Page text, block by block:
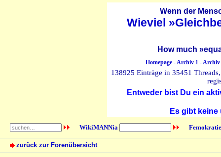
Wenn der
Wieviel
How much
Homepage-Archiv 1-Archiv
138925 Einträge in 35451
Entweder bist Du ein
Es gibt
WikiMANNia
zurück zur Forenübersicht